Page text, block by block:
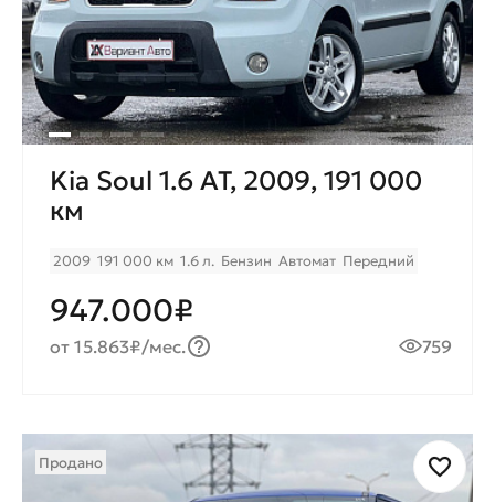
Kia Soul 1.6 AT, 2009, 191 000
км
2009 191 000 км 1.6 л. Бензин Автомат Передний
947.000₽
от 15.863₽/мес. 759
Продано